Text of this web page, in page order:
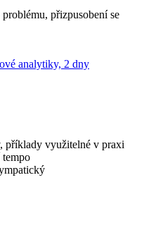
přizpusobení se
analytiky, 2 dny
příklady využitelné v praxi